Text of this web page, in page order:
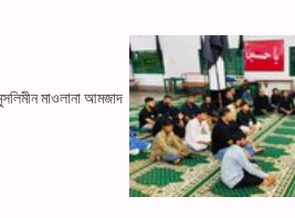
মাওলানা আমজাদ